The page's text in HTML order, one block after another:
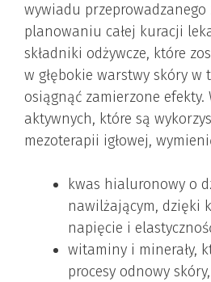
wywiadu
planowaniu całej kuracji
składniki odżywcze, które
w głębokie warstwy skóry w
osiągnąć zamierzone efekty.
aktywnych, które są
mezoterapii igłowej,
kwas hialuronowy o
nawilżającym, dzięki
napięcie i
witaminy i minerały,
procesy odnowy skóry,